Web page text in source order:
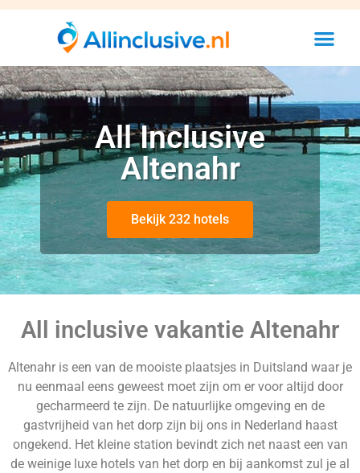
All Inclusive
Altenahr
Bekijk 232 hotels
All inclusive vakantie Altenahr
Altenahr is een van de mooiste plaatsjes in Duitsland waar je
nu eenmaal eens geweest moet zijn om er voor altijd door
gecharmeerd te zijn. De natuurlijke omgeving en de
gastvrijheid van het dorp zijn bij ons in Nederland haast
ongekend. Het kleine station bevindt zich net naast een van
de weinige luxe hotels van het dorp en bij aankomst zul je al